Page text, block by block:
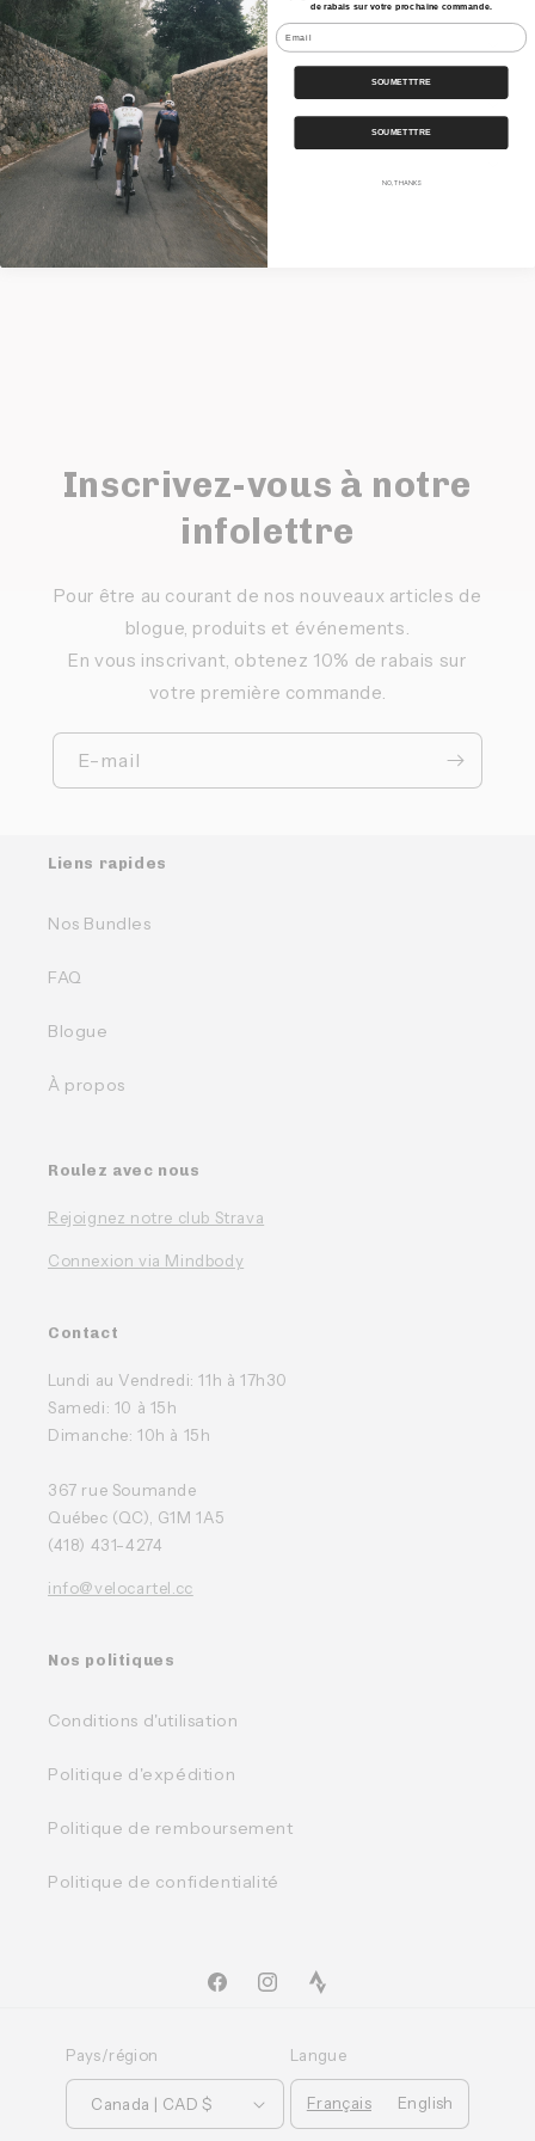
Caractéristiques
Nos Bundles
Expédition
Inscrivez-vous à notre
infolettre
Pour être au courant de nos nouveaux articles de
blogue, produits et événements.
En vous inscrivant, obtenez 10% de rabais sur
votre première commande.
E-mail
Liens rapides
Nos Bundles
FAQ
Blogue
À propos
Roulez avec nous
Rejoignez notre club Strava
Connexion via Mindbody
Contact
Lundi au Vendredi: 11h à 17h30
Samedi: 10 à 15h
Dimanche: 10h à 15h
367 rue Soumande
Québec (QC), G1M 1A5
(418) 431-4274
info@velocartel.cc
Nos politiques
Conditions d'utilisation
Politique d'expédition
Politique de remboursement
Politique de confidentialité
FacebookInstagramTikTok
Pays/région
Canada | CAD $
Langue
Français English
de rabais sur votre prochaine commande.
Email
SOUMETTTRE
SOUMETTTRE
NO, THANKS